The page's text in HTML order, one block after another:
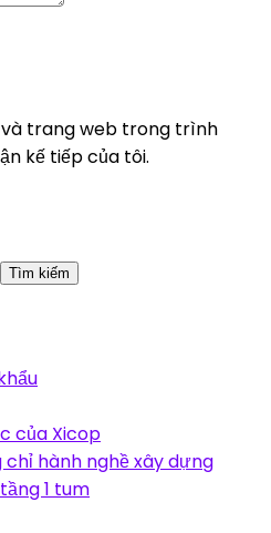
và trang web trong trình
kế tiếp của tôi.
Tìm kiếm
của Xicop
chỉ hành nghề xây dựng
1 tum